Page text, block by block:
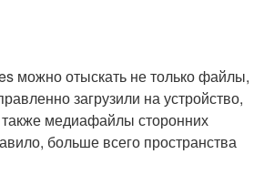
можно отыскать не только файлы,
загрузили на устройство,
медиафайлы сторонних
больше всего пространства